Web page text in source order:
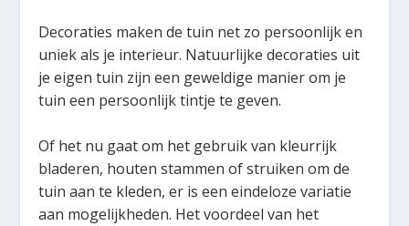
Decoraties maken de tuin net zo persoonlijk en
uniek als je interieur. Natuurlijke decoraties uit
je eigen tuin zijn een geweldige manier om je
tuin een persoonlijk tintje te geven.
Of het nu gaat om het gebruik van kleurrijk
bladeren, houten stammen of struiken om de
tuin aan te kleden, er is een eindeloze variatie
aan mogelijkheden. Het voordeel van het